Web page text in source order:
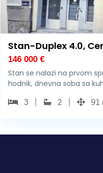
Stan-Duplex 4.0,
146 000 €
Stan se nalazi na prvom
hodnik, dnevna soba sa
3 2 91